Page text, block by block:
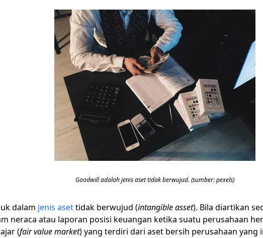
Goodwill adalah jenis aset tidak berwujud. (sumber: pexels)
dalam jenis asettidak berwujud (intangible asset). Bila diartikan
neraca atau laporan posisi keuangan ketika suatu perusahaan
(fair value market) yang terdiri dari aset bersih perusahaan yang